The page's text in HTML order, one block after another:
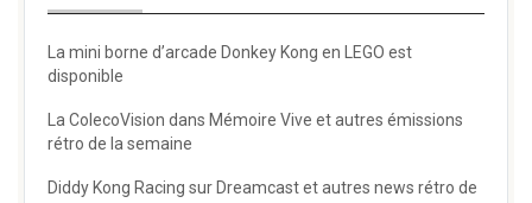
La mini borne d’arcade Donkey Kong en LEGO est
disponible
La ColecoVision dans Mémoire Vive et autres émissions
rétro de la semaine
Diddy Kong Racing sur Dreamcast et autres news rétro de